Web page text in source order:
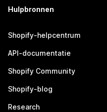
Hulpbronnen
Shopify-helpcentrum
API-documentatie
Shopify Community
Shopify-blog
Research